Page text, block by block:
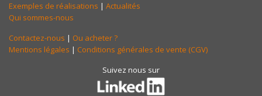
Exemples de réalisations | Actualités
Qui sommes-nous
Contactez-nous | Ou acheter ?
Mentions légales | Conditions générales de vente (CGV)
Suivez nous sur